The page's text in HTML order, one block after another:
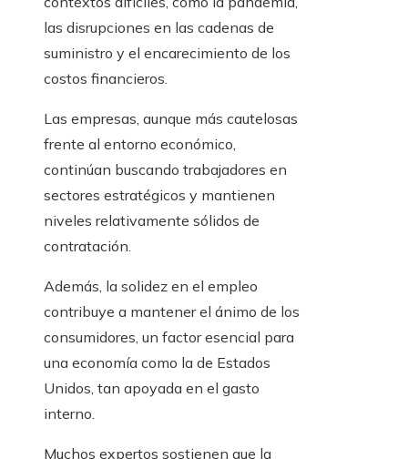
las disrupciones en las cadenas de
suministro y el encarecimiento de los
costos financieros.
Las empresas, aunque más cautelosas
frente al entorno económico,
continúan buscando trabajadores en
sectores estratégicos y mantienen
niveles relativamente sólidos de
contratación.
Además, la solidez en el empleo
contribuye a mantener el ánimo de los
consumidores, un factor esencial para
una economía como la de Estados
Unidos, tan apoyada en el gasto
interno.
Muchos expertos sostienen que la